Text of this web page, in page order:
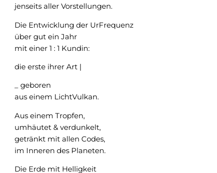
jenseits aller Vorstellungen.
Die Entwicklung der UrFrequenz
über gut ein Jahr
mit einer 1 : 1 Kundin:
die erste ihrer Art |
_ geboren
aus einem LichtVulkan.
Aus einem Tropfen,
umhäutet & verdunkelt,
getränkt mit allen Codes,
im Inneren des Planeten.
Die Erde mit Helligkeit